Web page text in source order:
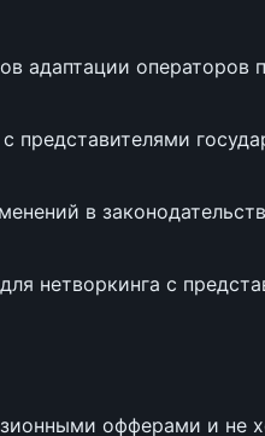
адаптации операторов
представителями
в
нетворкинга с
офферами и не